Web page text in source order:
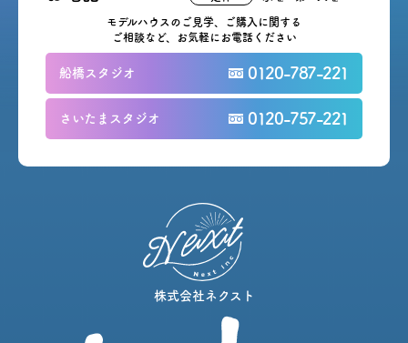
モデルハウスのご見学、ご購入に関する
ご相談など、お気軽にお電話ください
船橋スタジオ 0120-787-221
さいたまスタジオ 0120-757-221
株式会社ネクスト